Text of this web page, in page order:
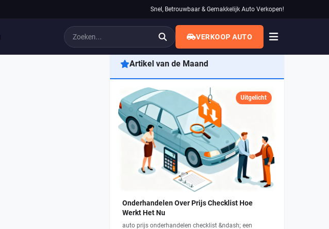
Snel, Betrouwbaar & Gemakkelijk Auto Verkopen!
VERKOOP AUTO
Artikel van de Maand
Uitgelicht
Onderhandelen Over Prijs Checklist Hoe
Werkt Het Nu
auto prijs onderhandelen checklist &ndash; een